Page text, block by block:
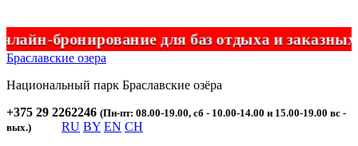
бронирование для баз отдыха и заказных
Браславские озера
Национальный парк Браславские озёра
+375 29 2262246 (Пн-пт: 08.00-19.00, сб - 10.00-14.00 и 15.00-19.00 вс -
вых.)
RU BY EN CH